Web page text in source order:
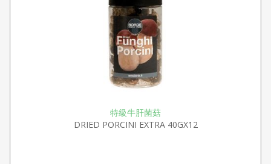
特級牛肝菌菇
DRIED PORCINI EXTRA 40GX12